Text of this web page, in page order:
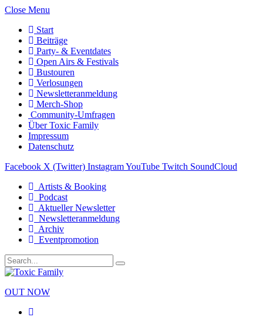
Close Menu
Start
Beiträge
Party- & Eventdates
Open Airs & Festivals
Bustouren
Verlosungen
Newsletteranmeldung
Merch-Shop
Community-Umfragen
Über Toxic Family
Impressum
Datenschutz
Facebook X (Twitter) InstagramYouTube Twitch SoundCloud
Artists & Booking
Podcast
Aktueller Newsletter
Newsletteranmeldung
Archiv
Eventpromotion
OUT NOW